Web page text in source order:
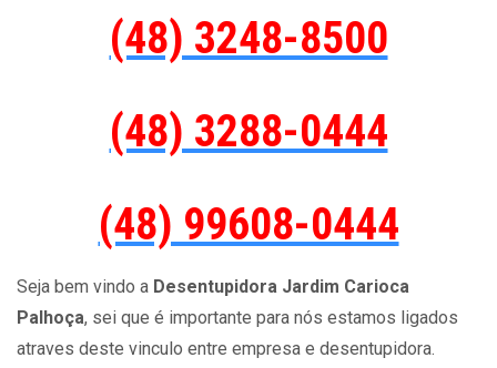
(48) 3248-8500
(48) 3288-0444
(48) 99608-0444
Seja bem vindo a Desentupidora Jardim Carioca
Palhoça, sei que é importante para nós estamos ligados
atraves deste vinculo entre empresa e desentupidora.